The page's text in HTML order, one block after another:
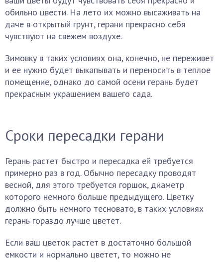
обильно цвести. На лето их можно высаживать на
даче в открытый грунт, герани прекрасно себя
чувствуют на свежем воздухе.
Зимовку в таких условиях она, конечно, не переживет
и ее нужно будет выкапывать и переносить в теплое
помещение, однако до самой осени герань будет
прекрасным украшением вашего сада.
Сроки пересадки герани
Герань растет быстро и пересадка ей требуется
примерно раз в год. Обычно пересадку проводят
весной, для этого требуется горшок, диаметр
которого немного больше предыдущего. Цветку
должно быть немного тесновато, в таких условиях
герань гораздо лучше цветет.
Если ваш цветок растет в достаточно большой
емкости и нормально цветет, то можно не